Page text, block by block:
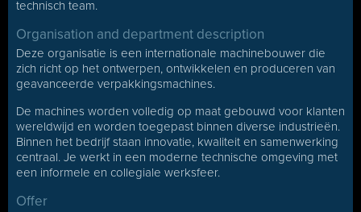
technisch team.
Organisation and department description
Deze organisatie is een internationale machinebouwer die
zich richt op het ontwerpen, ontwikkelen en produceren van
geavanceerde verpakkingsmachines.
De machines worden volledig op maat gebouwd voor klanten
wereldwijd en worden toegepast binnen diverse industrieën.
Binnen het bedrijf staan innovatie, kwaliteit en samenwerking
centraal. Je werkt in een moderne technische omgeving met
een informele en collegiale werksfeer.
Offer